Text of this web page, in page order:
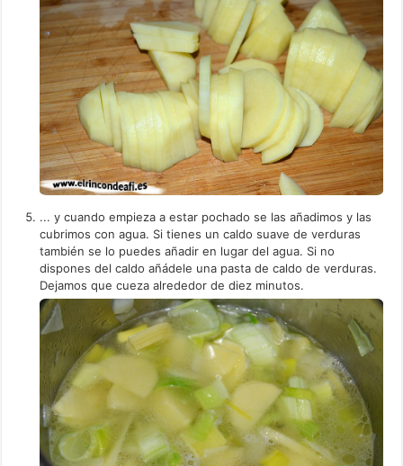
... y cuando empieza a estar pochado se las añadimos y las
cubrimos con agua. Si tienes un caldo suave de verduras
también se lo puedes añadir en lugar del agua. Si no
dispones del caldo añádele una pasta de caldo de verduras.
Dejamos que cueza alrededor de diez minutos.